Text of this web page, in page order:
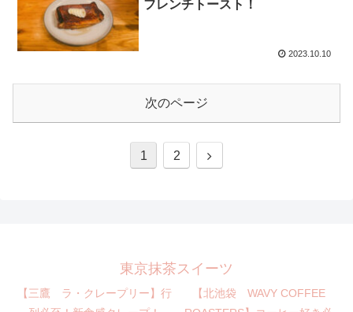
フレンチトースト！
2023.10.10
次のページ
1 2
東京抹茶スイーツ
【三鷹 ラ・クレープリー】行
【北池袋 WAVY COFFEE